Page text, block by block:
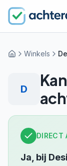
HomeWinkels
D
DIRECT
Ja, bij